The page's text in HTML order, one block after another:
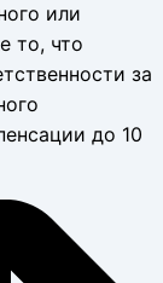
или
то, что
за
до 10